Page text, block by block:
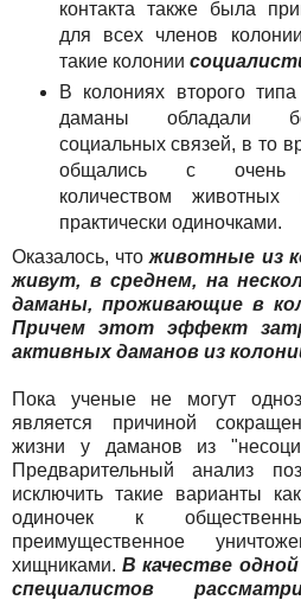
контакта также была
для всех членов
такие колонии
В колониях второго
даманы обладали
социальных связей, в то
общались с очень
количеством
практически одиночками.
Оказалось, чтоживотные из
живут, в среднем, на
даманы, проживающие в
Причем этот эффект
активных даманов из
Пока ученые не могут
является причиной
жизни у даманов из
Предварительный анализ
исключить такие варианты
одиночек к
преимущественное
хищниками.В качестве
специалистов